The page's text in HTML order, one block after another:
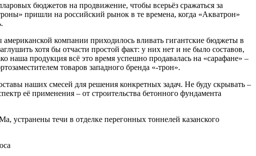
бюджетов на продвижение, чтобы всерьёз сражаться за
пришли на российский рынок в те времена, когда «Акватрон»
компании приходилось вливать гигантские бюджеты в
хотя бы отчасти простой факт: у них нет и не было составов,
продукция всё это время успешно продавалась на «сарафане» –
товаров западного бренда «-трон».
наших смесей для решения конкретных задач. Не буду скрывать –
её применения – от строительства бетонного фундамента
течи в отделке перегонных тоннелей казанского